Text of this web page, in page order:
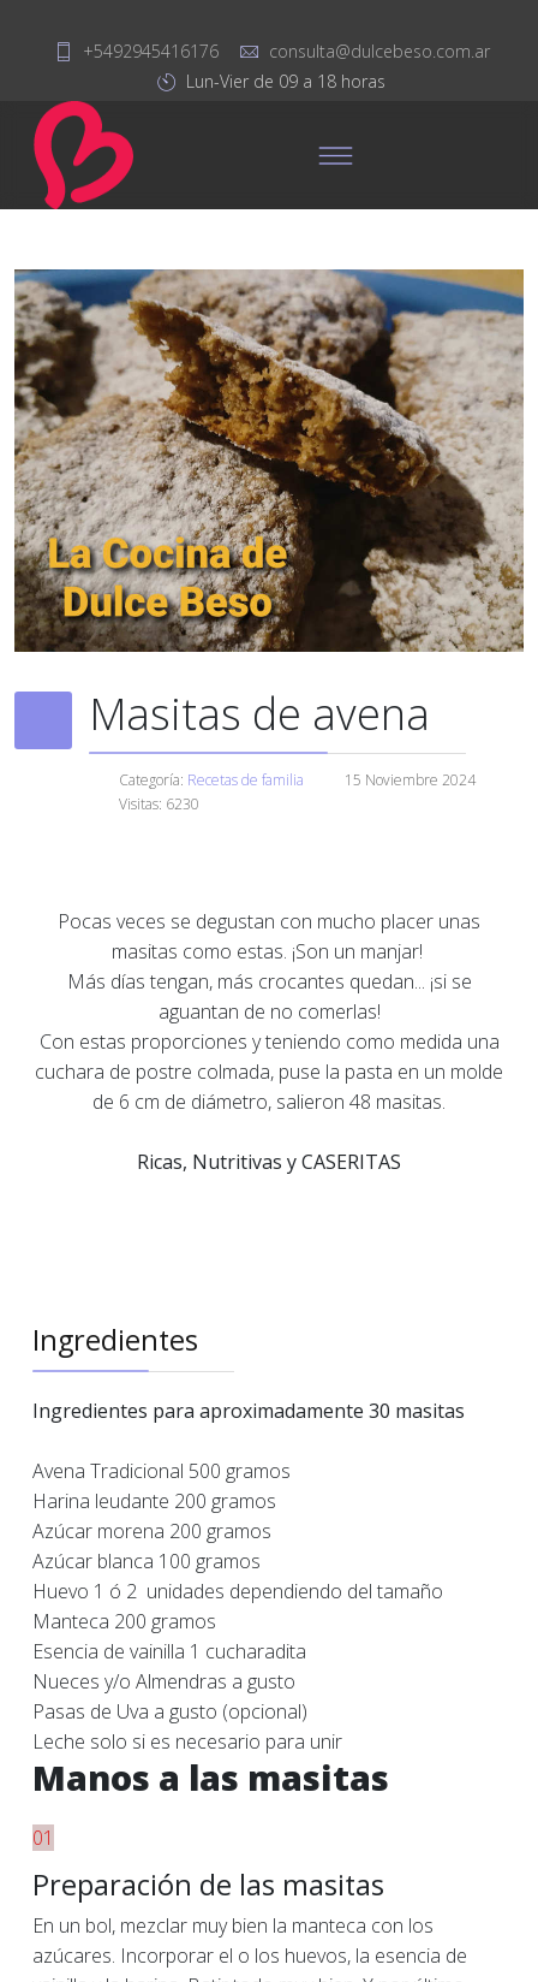
+5492945416176
consulta@dulcebeso.com.ar
Lun-Vier de 09 a 18 horas
Masitas de avena
Categoría: Recetas de familia
15 Noviembre 2024
Visitas: 6230
Pocas veces se degustan con mucho placer unas
masitas como estas. ¡Son un manjar!
Más días tengan, más crocantes quedan... ¡si se
aguantan de no comerlas!
Con estas proporciones y teniendo como medida una
cuchara de postre colmada, puse la pasta en un molde
de 6 cm de diámetro, salieron 48 masitas.
Ricas, Nutritivas y CASERITAS
Ingredientes
Ingredientes para aproximadamente 30 masitas
Avena Tradicional 500 gramos
Harina leudante 200 gramos
Azúcar morena 200 gramos
Azúcar blanca 100 gramos
Huevo 1 ó 2 unidades dependiendo del tamaño
Manteca 200 gramos
Esencia de vainilla 1 cucharadita
Nueces y/o Almendras a gusto
Pasas de Uva a gusto (opcional)
Leche solo si es necesario para unir
Manos a las masitas
01
Preparación de las masitas
En un bol, mezclar muy bien la manteca con los
azúcares. Incorporar el o los huevos, la esencia de